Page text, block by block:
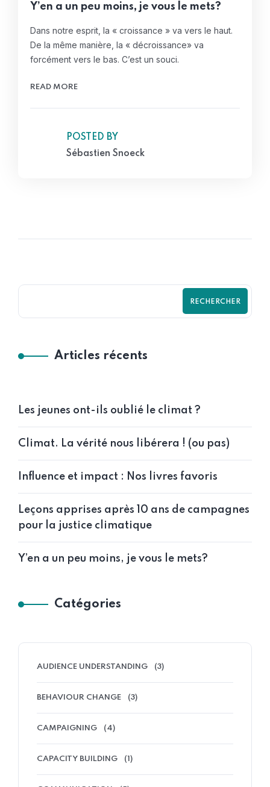
Y’en a un peu moins, je vous le mets?
Dans notre esprit, la « croissance » va vers le haut.
De la même manière, la « décroissance» va
forcément vers le bas. C’est un souci.
READ MORE
POSTED BY
Sébastien Snoeck
RECHERCHER
Articles récents
Les jeunes ont-ils oublié le climat ?
Climat. La vérité nous libérera ! (ou pas)
Influence et impact : Nos livres favoris
Leçons apprises après 10 ans de campagnes
pour la justice climatique
Y’en a un peu moins, je vous le mets?
Catégories
AUDIENCE UNDERSTANDING (3)
BEHAVIOUR CHANGE (3)
CAMPAIGNING (4)
CAPACITY BUILDING (1)